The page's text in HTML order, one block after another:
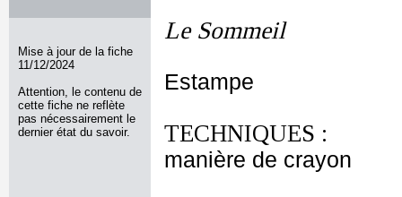
Mise à jour de la fiche
11/12/2024
Attention, le contenu de
cette fiche ne reflète
pas nécessairement le
dernier état du savoir.
Le Sommeil
Estampe
TECHNIQUES :
manière de crayon